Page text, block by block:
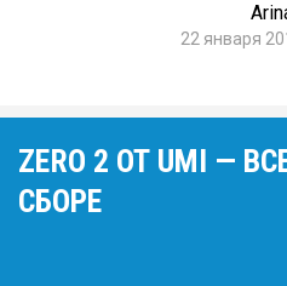
22 января
ZERO 2 ОТ UMI —
СБОРЕ